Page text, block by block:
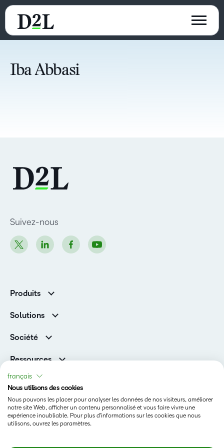
Iba Abbasi
Suivez-nous
Produits
Services et assistance
Solutions
D2L pour les entreprises
De la maternelle à la 12e année
Organisations de formation
Société
Fil d’actualité
Prix et reconnaissances
Relations avec les investisseurs
Ressources
Versions de produits D2L
Communauté
Statut
Conditions d’utilisation
français
Nous utilisons des cookies
Nous pouvons les placer pour analyser les données de nos visiteurs, améliorer
notre site Web, afficher un contenu personnalisé et vous faire vivre une
expérience inoubliable. Pour plus d'informations sur les cookies que nous
utilisons, ouvrez les paramètres.